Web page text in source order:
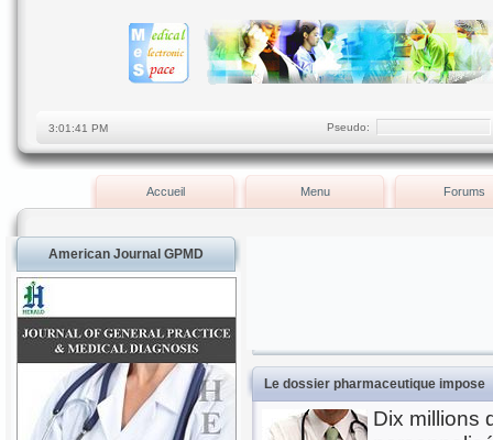
Pseudo:
Accueil Menu Forums
American Journal GPMD
Le dossier pharmaceutique impose
Dix millions